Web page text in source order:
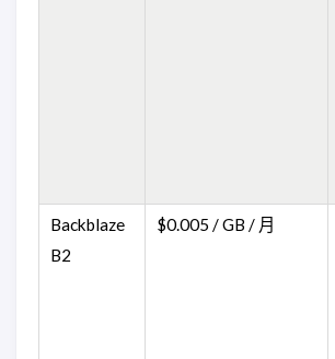
Backblaze
B2
$0.005 / GB / 月